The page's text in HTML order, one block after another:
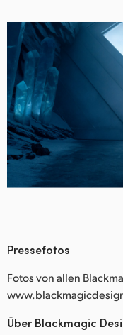
Pressefotos
Fotos von allen
Über Blackmagic